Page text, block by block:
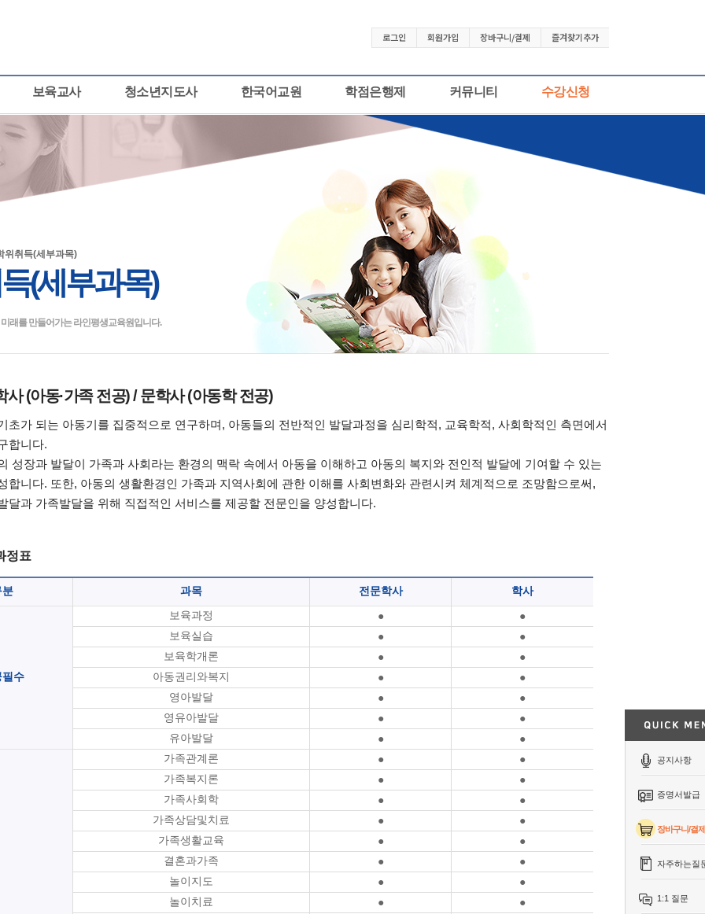
공지사항
증명서발급
장바구니/결제
자주하는질
1:1 질문
로그인 회원가입 장바구니/결제 즐겨찾기추가
보육교사 청소년지도사 한국어교원 학점은행제 커뮤니티 수강신청
위취득(세부과목)
(세부과목)
래를 만들어가는 라인평생교육원입니다.
사 (아동·가족 전공) / 문학사 (아동학 전공)
초가 되는 아동기를 집중적으로 연구하며, 아동들의 전반적인 발달과정을 심리학적, 교육학적, 사회학적인 측면에서
합니다.
성장과 발달이 가족과 사회라는 환경의 맥락 속에서 아동을 이해하고 아동의 복지와 전인적 발달에 기여할 수 있는
합니다. 또한, 아동의 생활환경인 가족과 지역사회에 관한 이해를 사회변화와 관련시켜 체계적으로 조망함으로써,
달과 가족발달을 위해 직접적인 서비스를 제공할 전문인을 양성합니다.
정표
분 과목 전문학사 학사
필수
보육과정 ●
●
보육실습
●
●
보육학개론
●
●
아동권리와복지
●
●
영아발달
●
●
영유아발달
●
●
유아발달
● ●
가족관계론 ●
●
가족복지론
●
●
가족사회학
●
●
가족상담및치료
●
●
가족생활교육
●
●
결혼과가족
●
●
놀이지도
●
●
놀이치료
●
●